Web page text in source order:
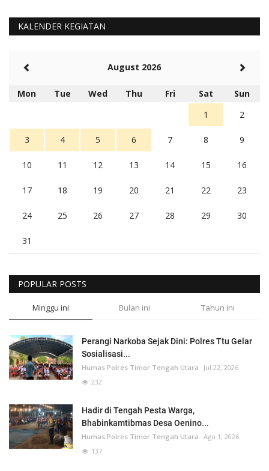
KALENDER KEGIATAN
August 2026
Mon Tue Wed Thu Fri Sat
Sun
1
2
3 4 5 6 7 8 9
10 11 12 13 14 15 16
17 18 19 20 21 22 23
24 25 26 27 28 29 30
31
POPULAR POSTS
Minggu ini Bulan ini Tahun ini
Perangi Narkoba Sejak Dini: Polres Ttu Gelar
Sosialisasi...
Humas Polres Timor Tengah Utara
Jul 22, 2026
232
Hadir di Tengah Pesta Warga,
Bhabinkamtibmas Desa Oenino...
Humas Polres Timor Tengah Utara Agu 1, 2026
137